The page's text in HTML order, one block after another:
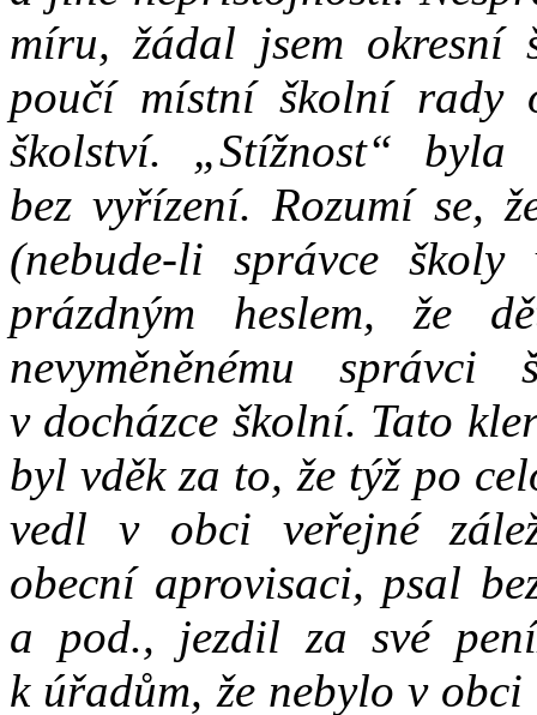
míru, žádal jsem
poučí místní školní rady
školství. „Stížnost“
bez vyřízení. Rozumí se,
(nebude-li správce
prázdným heslem, že
nevyměněnému
v docházce školní. Tato
byl vděk za to, že týž po
vedl v obci veřejné
obecní aprovisaci, psal
a pod., jezdil za své
k úřadům, že nebylo v